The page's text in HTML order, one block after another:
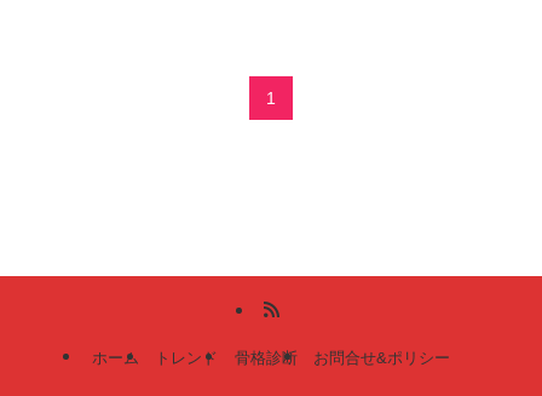
1
ホーム トレンド 骨格診断 お問合せ&ポリシー